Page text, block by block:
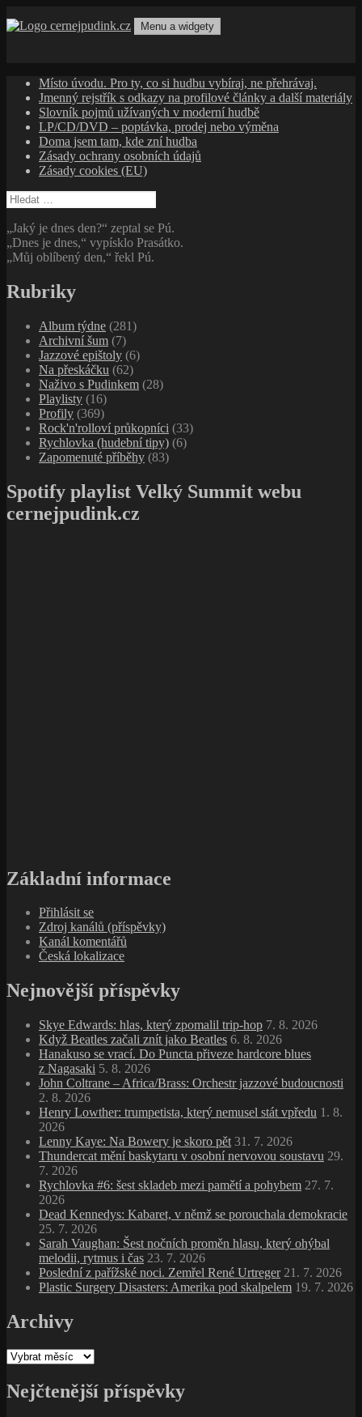
k
Menu a widgety
Místo úvodu. Pro ty, co si hudbu vybíraj, ne přehrávaj.
Jmenný rejstřík s odkazy na profilové články a další materiály
Slovník pojmů užívaných v moderní hudbě
LP/CD/DVD – poptávka, prodej nebo výměna
Doma jsem tam, kde zní hudba
Zásady ochrany osobních údajů
Zásady cookies (EU)
Vyhledávání
„Jaký je dnes den?“ zeptal se Pú.
„Dnes je dnes,“ vypísklo Prasátko.
„Můj oblíbený den,“ řekl Pú.
Rubriky
Album týdne (281)
Archivní šum (7)
Jazzové epištoly (6)
Na přeskáčku (62)
Naživo s Pudinkem (28)
Playlisty (16)
Profily (369)
Rock'n'rolloví průkopníci (33)
Rychlovka (hudební tipy) (6)
Zapomenuté příběhy (83)
Spotify playlist Velký Summit webu
cernejpudink.cz
Základní informace
Přihlásit se
Zdroj kanálů (příspěvky)
Kanál komentářů
Česká lokalizace
Nejnovější příspěvky
Skye Edwards: hlas, který zpomalil trip‑hop 7. 8. 2026
Když Beatles začali znít jako Beatles 6. 8. 2026
Hanakuso se vrací. Do Puncta přiveze hardcore blues
z Nagasaki 5. 8. 2026
John Coltrane – Africa/Brass: Orchestr jazzové budoucnosti
2. 8. 2026
Henry Lowther: trumpetista, který nemusel stát vpředu 1. 8.
2026
Lenny Kaye: Na Bowery je skoro pět 31. 7. 2026
Thundercat mění baskytaru v osobní nervovou soustavu 29.
7. 2026
Rychlovka #6: šest skladeb mezi pamětí a pohybem 27. 7.
2026
Dead Kennedys: Kabaret, v němž se porouchala demokracie
25. 7. 2026
Sarah Vaughan: Šest nočních proměn hlasu, který ohýbal
melodii, rytmus i čas 23. 7. 2026
Poslední z pařížské noci. Zemřel René Urtreger 21. 7. 2026
Plastic Surgery Disasters: Amerika pod skalpelem 19. 7. 2026
Archivy
Archivy
Nejčtenější příspěvky